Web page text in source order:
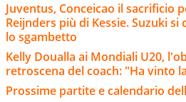
Juventus, Conceicao il sacrificio
Reijnders più di Kessie. Suzuki si
lo sgambetto
Kelly Doualla ai Mondiali U20,
retroscena del coach: "Ha vinto
Prossime partite e calendario